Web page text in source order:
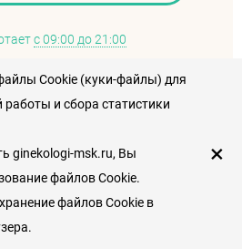
с 09:00 до 21:00
пациентов
Cookie (куки-файлы) для
и сбора статистики
ginekologi-msk.ru, Вы
файлов Cookie.
файлов Cookie в
×